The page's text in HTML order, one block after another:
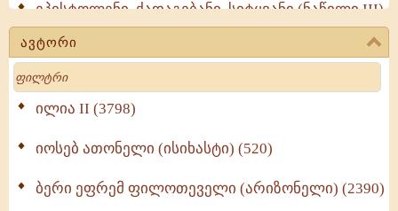
ეპისტოლენი, ქადაგებანი, სიტყვანი (ნაწილი III)
(723)
მოძღვრის ძალზე სასარგებლო რჩევები
მრევლისათვის (545)
Wisdomge (514)
ქადაგებანი გაბრიელ ეპისკოპოსისა - II ტომი
სულიერი ცხოვრების სახელმძღვანელო -
ავტორი
Search
ილია II (3798)
იოსებ ათონელი (ისიხასტი) (520)
ბერი ეფრემ ფილოთეველი (არიზონელი) (2390)